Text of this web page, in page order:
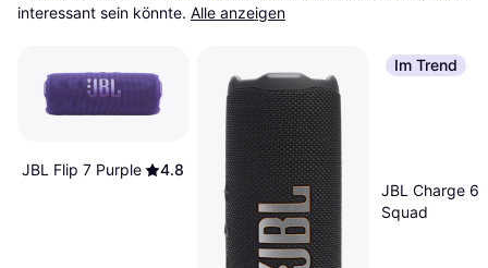
interessant sein könnte. Alle anzeigen
JBL Flip 7 Purple 4.8
Im Trend
JBL Charge 6
Squad